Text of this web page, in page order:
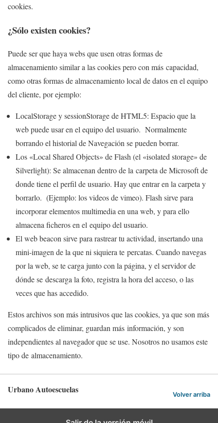
cookies.
¿Sólo existen cookies?
Puede ser que haya webs que usen otras formas de
almacenamiento similar a las cookies pero con más capacidad,
como otras formas de almacenamiento local de datos en el equipo
del cliente, por ejemplo:
LocalStorage y sessionStorage de HTML5: Espacio que la
web puede usar en el equipo del usuario. Normalmente
borrando el historial de Navegación se pueden borrar.
Los «Local Shared Objects» de Flash (el «isolated storage» de
Silverlight): Se almacenan dentro de la carpeta de Microsoft de
donde tiene el perfil de usuario. Hay que entrar en la carpeta y
borrarlo. (Ejemplo: los videos de vimeo). Flash sirve para
incorporar elementos multimedia en una web, y para ello
almacena ficheros en el equipo del usuario.
El web beacon sirve para rastrear tu actividad, insertando una
mini-imagen de la que ni siquiera te percatas. Cuando navegas
por la web, se te carga junto con la página, y el servidor de
dónde se descarga la foto, registra la hora del acceso, o las
veces que has accedido.
Estos archivos son más intrusivos que las cookies, ya que son más
complicados de eliminar, guardan más información, y son
independientes al navegador que se use. Nosotros no usamos este
tipo de almacenamiento.
Urbano Autoescuelas Volver arriba